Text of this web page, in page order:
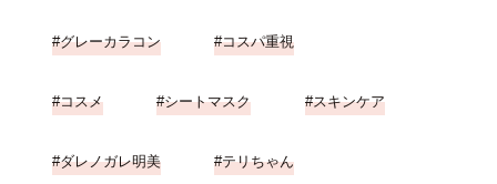
グレーカラコン コスパ重視
コスメ シートマスク スキンケア
ダレノガレ明美 テリちゃん